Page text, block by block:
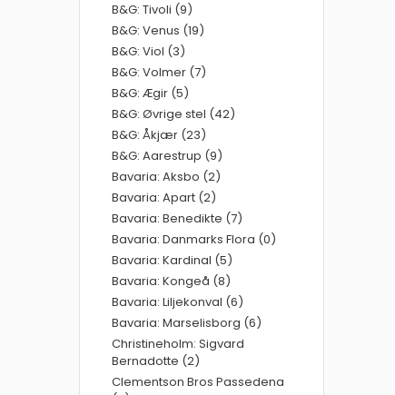
B&G: Tivoli (9)
B&G: Venus (19)
B&G: Viol (3)
B&G: Volmer (7)
B&G: Ægir (5)
B&G: Øvrige stel (42)
B&G: Åkjær (23)
B&G: Aarestrup (9)
Bavaria: Aksbo (2)
Bavaria: Apart (2)
Bavaria: Benedikte (7)
Bavaria: Danmarks Flora (0)
Bavaria: Kardinal (5)
Bavaria: Kongeå (8)
Bavaria: Liljekonval (6)
Bavaria: Marselisborg (6)
Christineholm: Sigvard
Bernadotte (2)
Clementson Bros Passedena